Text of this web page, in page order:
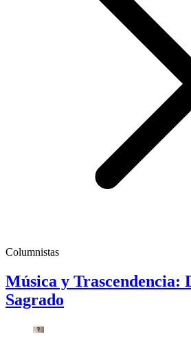
Columnistas
Música y Trascendencia:
Sagrado